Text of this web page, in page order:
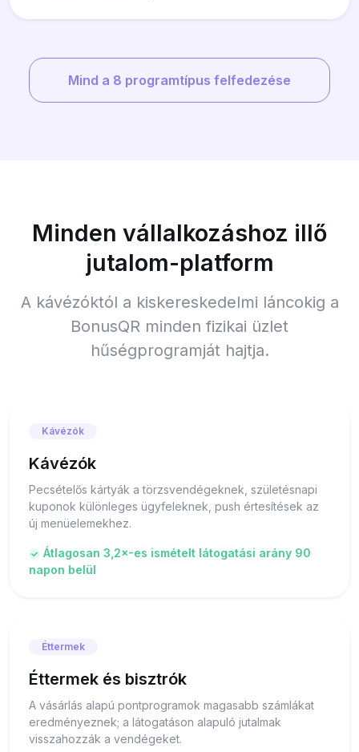
Mind a 8 programtípus felfedezése
Minden vállalkozáshoz illő
jutalom-platform
A kávézóktól a kiskereskedelmi láncokig a
BonusQR minden fizikai üzlet
hűségprogramját hajtja.
Kávézók
Kávézók
Pecsételős kártyák a törzsvendégeknek, születésnapi
kuponok különleges ügyfeleknek, push értesítések az
új menüelemekhez.
Átlagosan 3,2×-es ismételt látogatási arány 90
napon belül
Éttermek
Éttermek és bisztrók
A vásárlás alapú pontprogramok magasabb számlákat
eredményeznek; a látogatáson alapuló jutalmak
visszahozzák a vendégeket.